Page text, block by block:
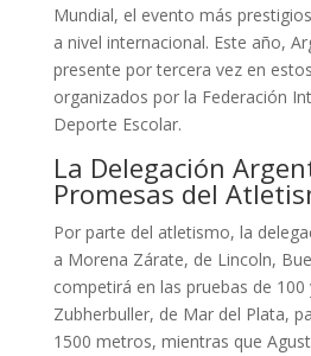
Mundial, el evento más
a nivel internacional. Este año,
presente por tercera vez en
organizados por la Federación
Deporte Escolar.
La Delegación
Promesas del
Por parte del atletismo, la
a Morena Zárate, de Lincoln,
competirá en las pruebas de 100
Zubherbuller, de Mar del Plata,
1500 metros, mientras que